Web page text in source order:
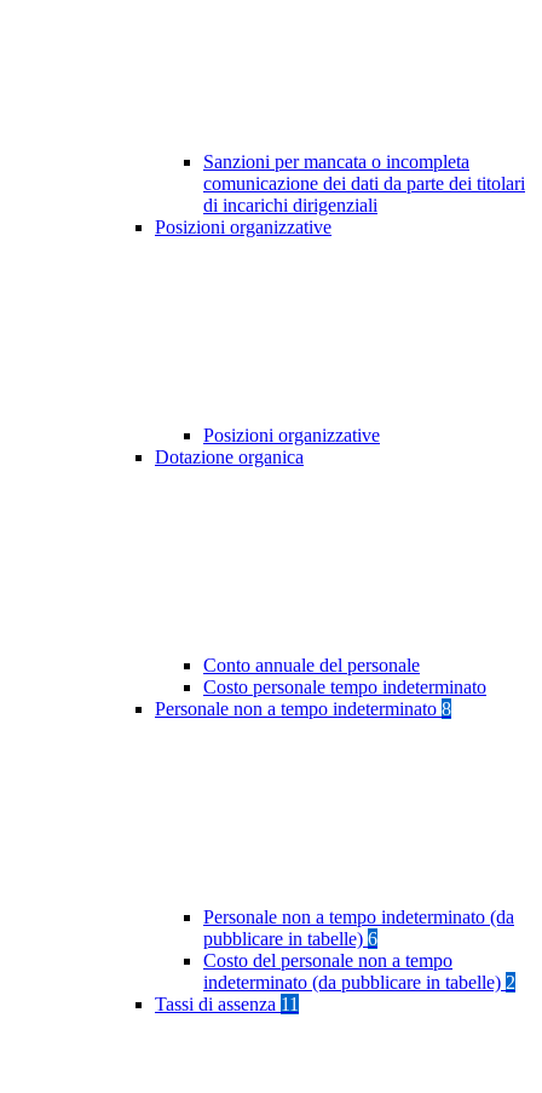
Sanzioni per mancata o incompleta
comunicazione dei dati da parte dei titolari
di incarichi dirigenziali
Posizioni organizzative
Posizioni organizzative
Dotazione organica
Conto annuale del personale
Costo personale tempo indeterminato
Personale non a tempo indeterminato 8
Personale non a tempo indeterminato (da
pubblicare in tabelle) 6
Costo del personale non a tempo
indeterminato (da pubblicare in tabelle) 2
Tassi di assenza 11